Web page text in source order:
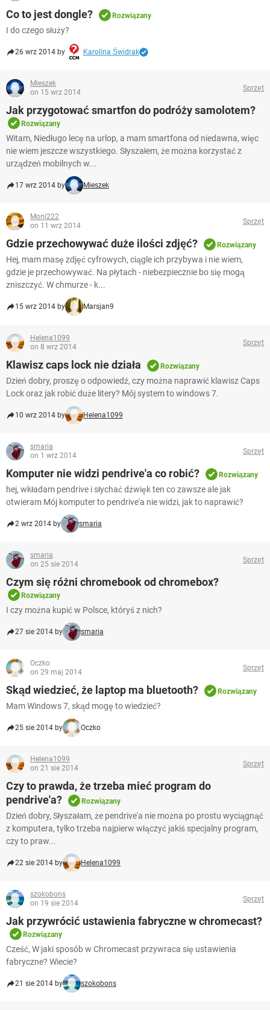
Co to jest dongle? Rozwiązany
I do czego służy?
26 wrz 2014 by Karolina Świdrak
Mieszek
on 15 wrz 2014
Sprzęt
Jak przygotować smartfon do podróży samolotem?
Rozwiązany
Witam, Niedługo lecę na urlop, a mam smartfona od niedawna, więc
nie wiem jeszcze wszystkiego. Słyszałem, że można korzystać z
urządzeń mobilnych w...
17 wrz 2014 by Mieszek
Moni222
on 11 wrz 2014
Sprzęt
Gdzie przechowywać duże ilości zdjęć? Rozwiązany
Hej, mam masę zdjęć cyfrowych, ciągle ich przybywa i nie wiem,
gdzie je przechowywać. Na płytach - niebezpiecznie bo się mogą
zniszczyć. W chmurze - k...
15 wrz 2014 by Marsjan9
Helena1099
on 8 wrz 2014
Sprzęt
Klawisz caps lock nie działa Rozwiązany
Dzień dobry, proszę o odpowiedź, czy można naprawić klawisz Caps
Lock oraz jak robić duże litery? Mój system to windows 7.
10 wrz 2014 by Helena1099
smaria
on 1 wrz 2014
Sprzęt
Komputer nie widzi pendrive'a co robić? Rozwiązany
hej, wkładam pendrive i słychać dźwięk ten co zawsze ale jak
otwieram Mój komputer to pendrive'a nie widzi, jak to naprawić?
2 wrz 2014 by smaria
smaria
on 25 sie 2014
Sprzęt
Czym się różni chromebook od chromebox?
Rozwiązany
I czy można kupić w Polsce, któryś z nich?
27 sie 2014 by smaria
Oczko
on 29 maj 2014
Sprzęt
Skąd wiedzieć, że laptop ma bluetooth? Rozwiązany
Mam Windows 7, skąd mogę to wiedzieć?
25 sie 2014 by Oczko
Helena1099
on 21 sie 2014
Sprzęt
Czy to prawda, że trzeba mieć program do
pendrive'a?
Rozwiązany
Dzień dobry, Słyszałam, że pendrive'a nie można po prostu wyciągnąć
z komputera, tylko trzeba najpierw włączyć jakiś specjalny program,
czy to praw...
22 sie 2014 by Helena1099
szokobons
on 19 sie 2014
Sprzęt
Jak przywrócić ustawienia fabryczne w chromecast?
Rozwiązany
Cześć, W jaki sposób w Chromecast przywraca się ustawienia
fabryczne? Wiecie?
21 sie 2014 by szokobons